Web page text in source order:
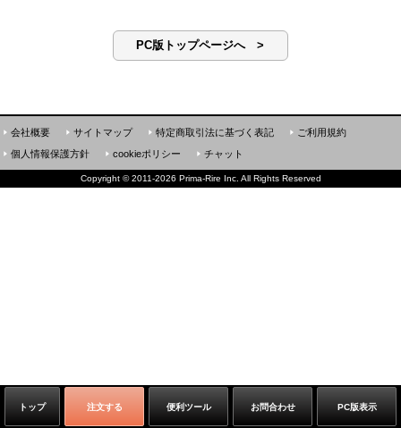
PC版トップページへ >
トップ 注文する 便利ツール お問合わせ PC版表示
会社概要 サイトマップ 特定商取引法に基づく表記
ご利用規約
個人情報保護方針
cookieポリシー チャット
Copyright ©2011-2026 Prima-Rire Inc. All Rights Reserved